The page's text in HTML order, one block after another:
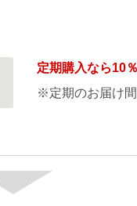
定期購入なら10％
※定期のお届け間